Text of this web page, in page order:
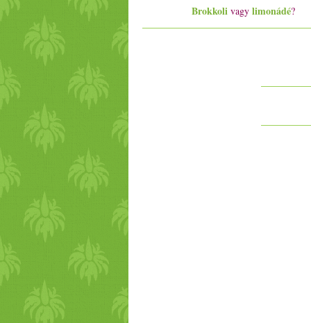
Brokkoli vagy limonádé?